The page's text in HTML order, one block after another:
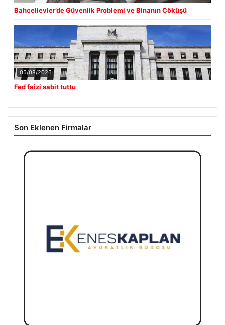
Bahçelievler’de Güvenlik Problemi ve Binanın Çöküşü
05/08/2026
Fed faizi sabit tuttu
Son Eklenen Firmalar